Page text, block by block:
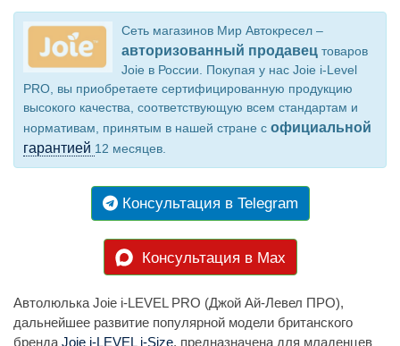
Сеть магазинов Мир Автокресел –
авторизованный продавец товаров
Joie в России. Покупая у нас Joie i-Level
PRO, вы приобретаете сертифицированную продукцию
высокого качества, соответствующую всем стандартам и
нормативам, принятым в нашей стране с официальной
гарантией 12 месяцев.
Консультация в Telegram
Консультация в Max
Автолюлька Joie i-LEVEL PRO (Джой Ай-Левел ПРО),
дальнейшее развитие популярной модели британского
бренда Joie i-LEVEL i-Size, предназначена для младенцев